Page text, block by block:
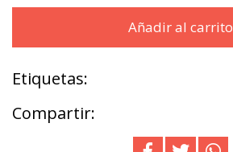
Añadir al carrito
Etiquetas:
Compartir: